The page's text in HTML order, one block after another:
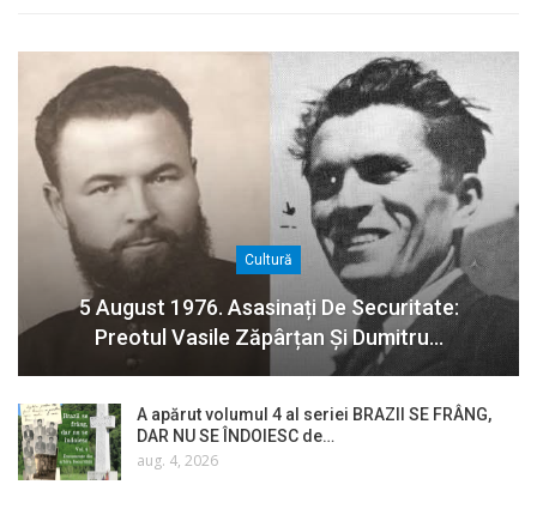
Cultură
5 August 1976. Asasinați De Securitate:
Preotul Vasile Zăpârțan Și Dumitru…
A apărut volumul 4 al seriei BRAZII SE FRÂNG,
DAR NU SE ÎNDOIESC de…
aug. 4, 2026